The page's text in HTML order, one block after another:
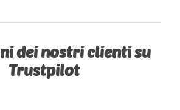
dei nostri clienti su
Trustpilot